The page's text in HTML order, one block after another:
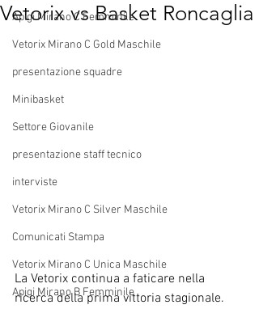
Apigi Mirano C Femminile
Vetorix Mirano C Gold Maschile
presentazione squadre
Minibasket
Settore Giovanile
presentazione staff tecnico
interviste
Vetorix Mirano C Silver Maschile
Comunicati Stampa
Vetorix Mirano C Unica Maschile
Apigi Mirano B Femminile
Vetorix vs Basket Roncaglia
La Vetorix continua a faticare nella
ricerca della prima vittoria stagionale.